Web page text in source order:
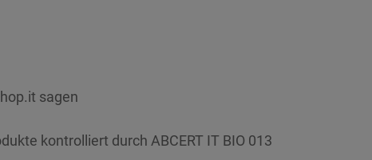
sagen
kontrolliert durch ABCERT IT BIO 013